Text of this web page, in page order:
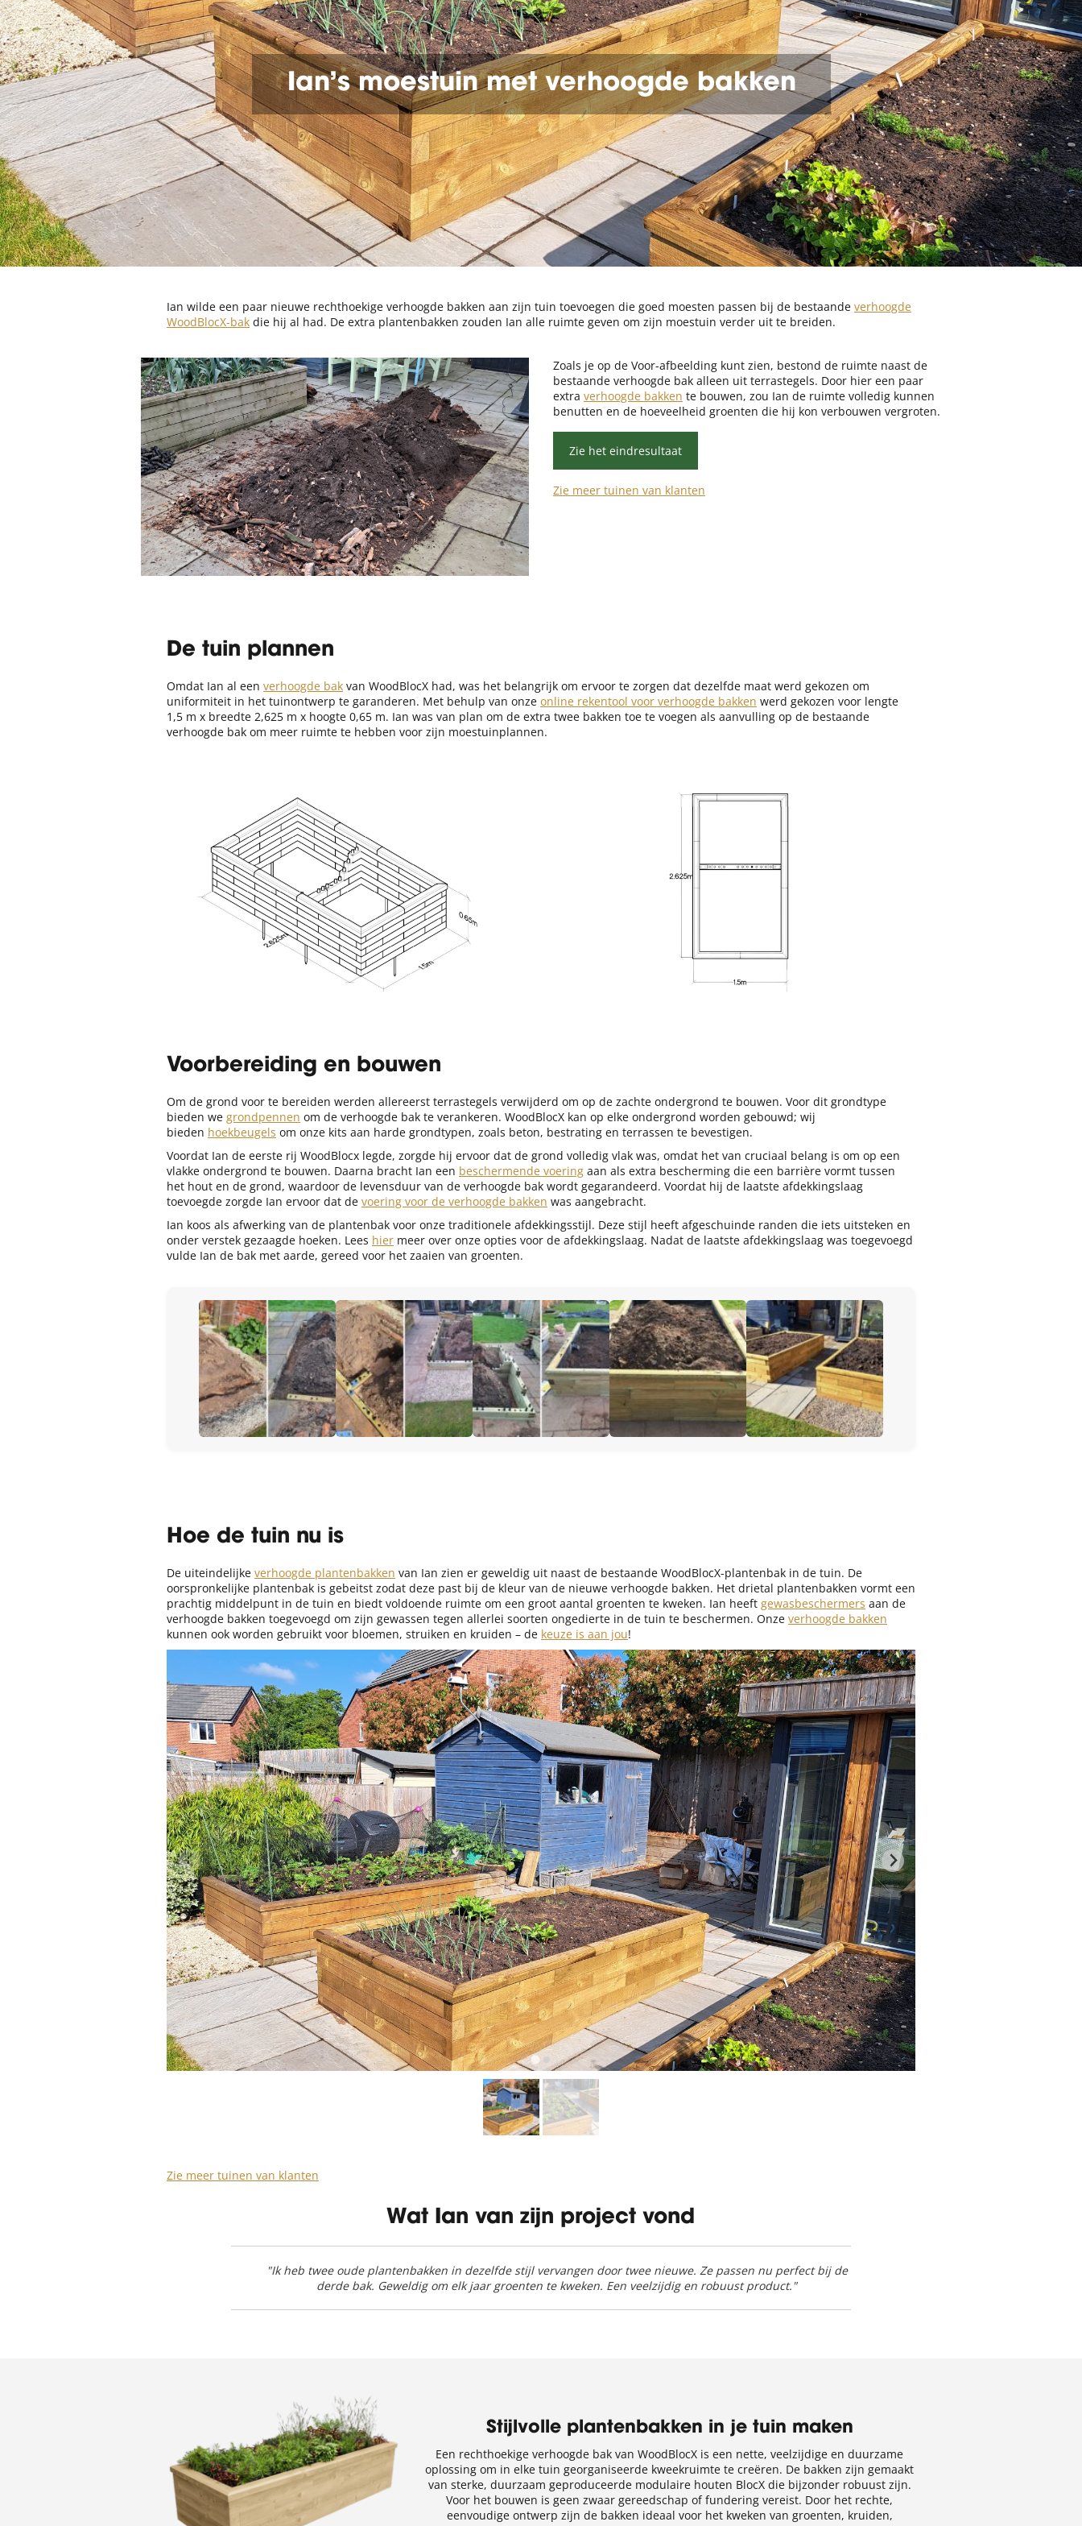
Ian’s moestuin met verhoogde bakken
Ian wilde een paar nieuwe rechthoekige verhoogde bakken aan zijn tuin toevoegen die goed moesten passen bij de bestaande verhoogde
WoodBlocX-bak die hij al had. De extra plantenbakken zouden Ian alle ruimte geven om zijn moestuin verder uit te breiden.
Zoals je op de Voor-afbeelding kunt zien, bestond de ruimte naast de
bestaande verhoogde bak alleen uit terrastegels. Door hier een paar
extra verhoogde bakken te bouwen, zou Ian de ruimte volledig kunnen
benutten en de hoeveelheid groenten die hij kon verbouwen vergroten.
Zie het eindresultaat
Zie meer tuinen van klanten
De tuin plannen
Omdat Ian al een verhoogde bak van WoodBlocX had, was het belangrijk om ervoor te zorgen dat dezelfde maat werd gekozen om
uniformiteit in het tuinontwerp te garanderen. Met behulp van onze online rekentool voor verhoogde bakken werd gekozen voor lengte
1,5 m x breedte 2,625 m x hoogte 0,65 m. Ian was van plan om de extra twee bakken toe te voegen als aanvulling op de bestaande
verhoogde bak om meer ruimte te hebben voor zijn moestuinplannen.
Voorbereiding en bouwen
Om de grond voor te bereiden werden allereerst terrastegels verwijderd om op de zachte ondergrond te bouwen. Voor dit grondtype
bieden we grondpennen om de verhoogde bak te verankeren. WoodBlocX kan op elke ondergrond worden gebouwd; wij
bieden hoekbeugels om onze kits aan harde grondtypen, zoals beton, bestrating en terrassen te bevestigen.
Voordat Ian de eerste rij WoodBlocx legde, zorgde hij ervoor dat de grond volledig vlak was, omdat het van cruciaal belang is om op een
vlakke ondergrond te bouwen. Daarna bracht Ian een beschermende voering aan als extra bescherming die een barrière vormt tussen
het hout en de grond, waardoor de levensduur van de verhoogde bak wordt gegarandeerd. Voordat hij de laatste afdekkingslaag
toevoegde zorgde Ian ervoor dat de voering voor de verhoogde bakken was aangebracht.
Ian koos als afwerking van de plantenbak voor onze traditionele afdekkingsstijl. Deze stijl heeft afgeschuinde randen die iets uitsteken en
onder verstek gezaagde hoeken. Lees hier meer over onze opties voor de afdekkingslaag. Nadat de laatste afdekkingslaag was toegevoegd
vulde Ian de bak met aarde, gereed voor het zaaien van groenten.
Hoe de tuin nu is
De uiteindelijke verhoogde plantenbakken van Ian zien er geweldig uit naast de bestaande WoodBlocX-plantenbak in de tuin. De
oorspronkelijke plantenbak is gebeitst zodat deze past bij de kleur van de nieuwe verhoogde bakken. Het drietal plantenbakken vormt een
prachtig middelpunt in de tuin en biedt voldoende ruimte om een groot aantal groenten te kweken. Ian heeft gewasbeschermers aan de
verhoogde bakken toegevoegd om zijn gewassen tegen allerlei soorten ongedierte in de tuin te beschermen. Onze verhoogde bakken
kunnen ook worden gebruikt voor bloemen, struiken en kruiden – de keuze is aan jou!
Zie meer tuinen van klanten
Wat Ian van zijn project vond
"Ik heb twee oude plantenbakken in dezelfde stijl vervangen door twee nieuwe. Ze passen nu perfect bij de
derde bak. Geweldig om elk jaar groenten te kweken. Een veelzijdig en robuust product."
Stijlvolle plantenbakken in je tuin maken
Een rechthoekige verhoogde bak van WoodBlocX is een nette, veelzijdige en duurzame
oplossing om in elke tuin georganiseerde kweekruimte te creëren. De bakken zijn gemaakt
van sterke, duurzaam geproduceerde modulaire houten BlocX die bijzonder robuust zijn.
Voor het bouwen is geen zwaar gereedschap of fundering vereist. Door het rechte,
eenvoudige ontwerp zijn de bakken ideaal voor het kweken van groenten, kruiden,